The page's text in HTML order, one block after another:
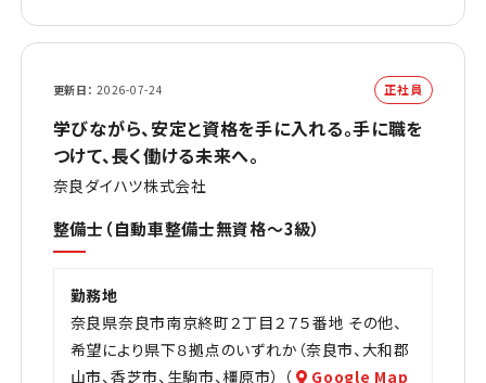
更新日 2026-07-24 正社員
学びながら、安定と資格を手に入れる。手に職を
つけて、長く働ける未来へ。
奈良ダイハツ株式会社
整備士（自動車整備士無資格～3級）
勤務地
奈良県奈良市南京終町２丁目２７５番地 その他、
希望により県下８拠点のいずれか（奈良市、大和郡
山市、香芝市、生駒市、橿原市） （
Google Map